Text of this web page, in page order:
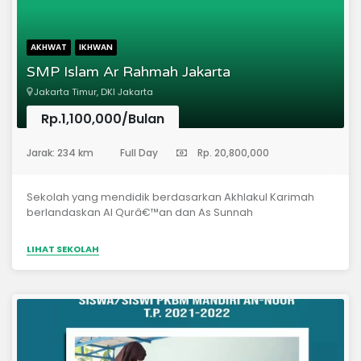
AKHWAT IKHWAN
SMP Islam Ar Rahmah Jakarta
Jakarta Timur, DKI Jakarta
Rp.1,100,000/Bulan
Jarak: 234 km Full Day Rp. 20,800,000
Sekolah yang mendidik berdasarkan Akhlakul Karimah
berlandaskan Al Qurâ€™an dan As Sunnah
LIHAT SEKOLAH